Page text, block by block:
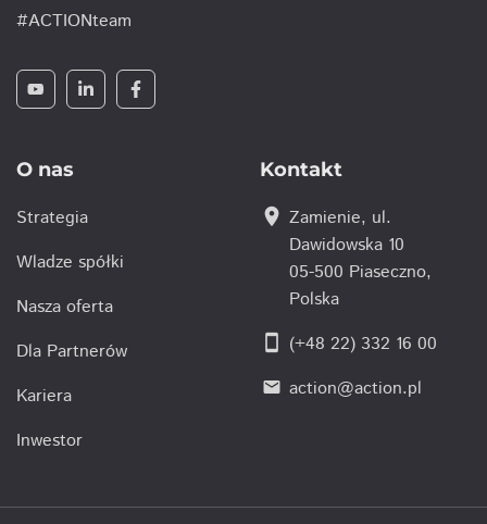
#ACTIONteam
O nas
Strategia
Wladze spółki
Nasza oferta
Dla Partnerów
Kariera
Inwestor
Kontakt
location_on Zamienie, ul.
Dawidowska 10
05-500 Piaseczno,
Polska
smartphone (+48 22) 332 16 00
email action@action.pl